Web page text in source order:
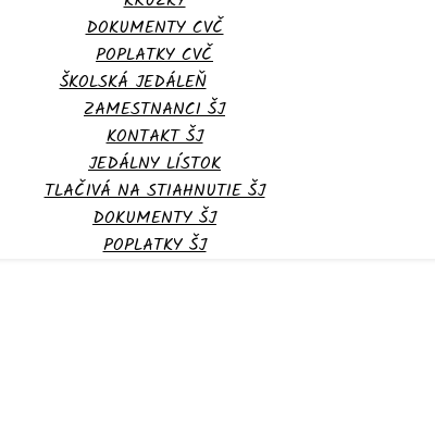
DOKUMENTY CVČ
POPLATKY CVČ
ŠKOLSKÁ JEDÁLEŇ
ZAMESTNANCI ŠJ
KONTAKT ŠJ
JEDÁLNY LÍSTOK
TLAČIVÁ NA STIAHNUTIE ŠJ
DOKUMENTY ŠJ
POPLATKY ŠJ